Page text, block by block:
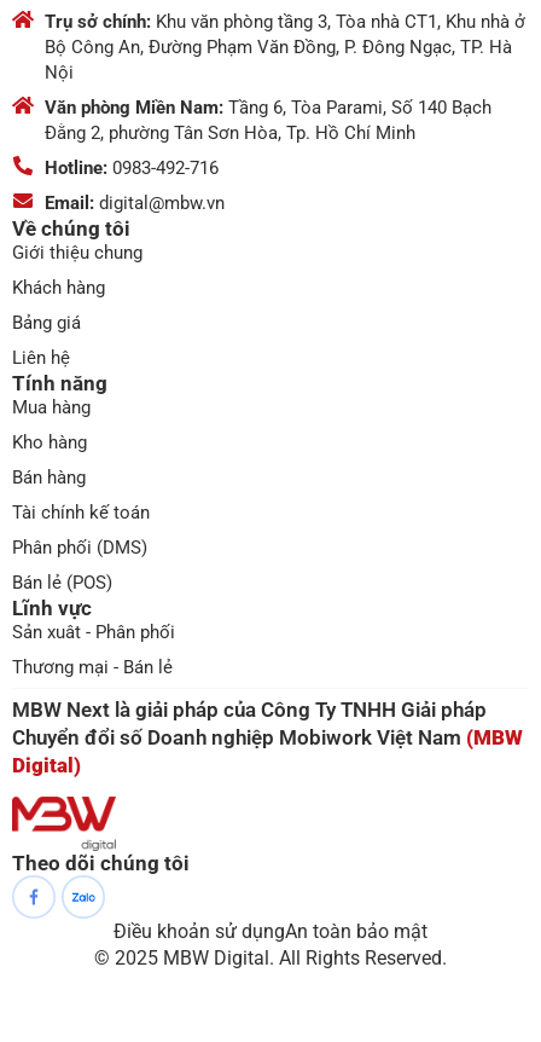
Trụ sở chính: Khu văn phòng tầng 3, Tòa nhà CT1, Khu nhà ở
Bộ Công An, Đường Phạm Văn Đồng, P. Đông Ngạc, TP. Hà
Nội
Văn phòng Miền Nam: Tầng 6, Tòa Parami, Số 140 Bạch
Đằng 2, phường Tân Sơn Hòa, Tp. Hồ Chí Minh
Hotline: 0983-492-716
Email: digital@mbw.vn
Về chúng tôi
Giới thiệu chung
Khách hàng
Bảng giá
Liên hệ
Tính năng
Mua hàng
Kho hàng
Bán hàng
Tài chính kế toán
Phân phối (DMS)
Bán lẻ (POS)
Lĩnh vực
Sản xuât - Phân phối
Thương mại - Bán lẻ
MBW Next là giải pháp của Công Ty TNHH Giải pháp
Chuyển đổi số Doanh nghiệp Mobiwork Việt Nam (MBW
Digital)
Theo dõi chúng tôi
© 2025 MBW Digital. All Rights Reserved.
Điều khoản sử dụngAn toàn bảo mật